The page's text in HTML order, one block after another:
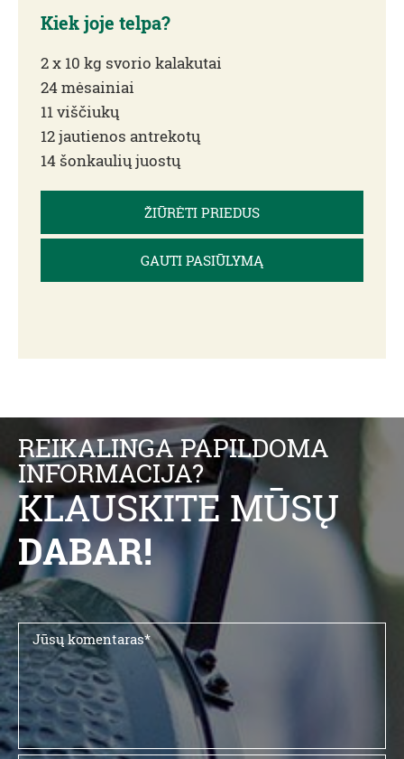
Kiek joje telpa?
2 x 10 kg svorio kalakutai
24 mėsainiai
11 viščiukų
12 jautienos antrekotų
14 šonkaulių juostų
ŽIŪRĖTI PRIEDUS
GAUTI PASIŪLYMĄ
REIKALINGA PAPILDOMA
INFORMACIJA?
KLAUSKITE MŪSŲ
DABAR!